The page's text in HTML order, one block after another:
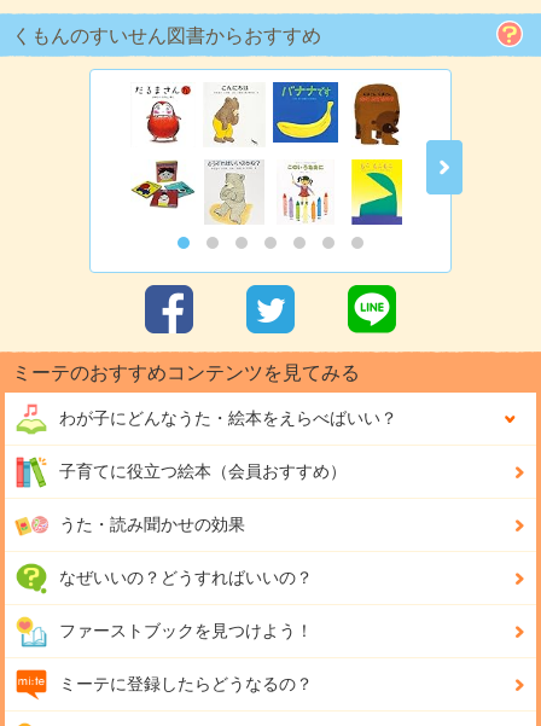
くもんのすいせん図書からおすすめ
ミーテのおすすめコンテンツを見てみる
わが子にどんなうた・絵本をえらべばいい？
子育てに役立つ絵本（会員おすすめ）
うた・読み聞かせの効果
なぜいいの？どうすればいいの？
ファーストブックを見つけよう！
ミーテに登録したらどうなるの？